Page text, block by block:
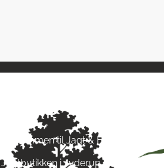
Om Jagt & Hund
Velkommen til Jagt & Hund
Jagtbutikken i Jyderup